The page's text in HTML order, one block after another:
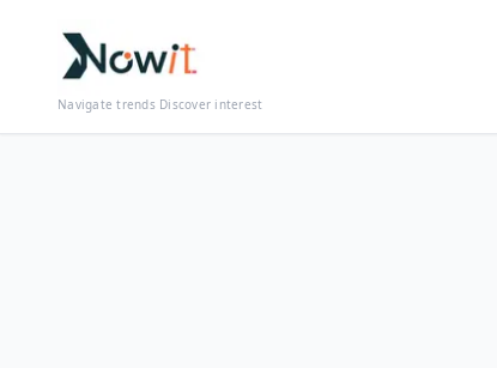
Navigate trends Discover interest